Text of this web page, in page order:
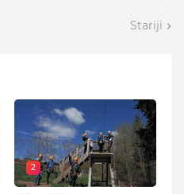
Stariji
2